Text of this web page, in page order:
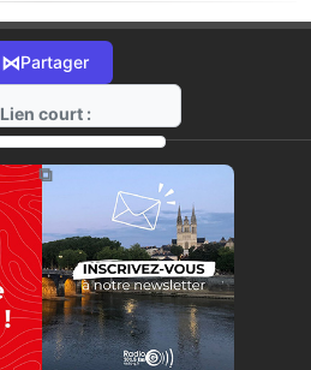
⋈Partager
Lien court :
https://radio-g.fr?13186
⧉